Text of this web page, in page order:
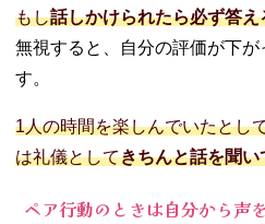
もし話しかけられたら必ず答え
無視すると、自分の評価が下が
す。
1人の時間を楽しんでいたとし
は礼儀としてきちんと話を聞い
ペア行動のときは自分から声